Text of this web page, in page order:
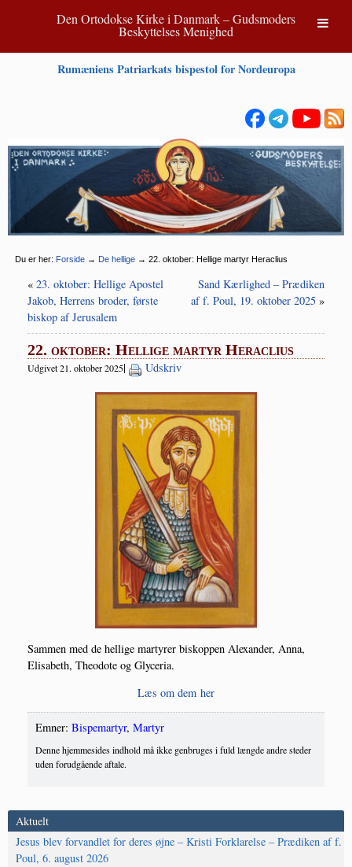
Den Ortodokse Kirke i Danmark – Gudsmoders
Beskyttelses Menighed
Rumæniens Patriarkats bispestol for Nordeuropa
Du er her: Forside → De hellige → 22. oktober: Hellige martyr Heraclius
« 23. oktober: Hellige Apostel
Jakob, Herrens broder, første
biskop af Jerusalem
Sand Kærlighed – Prædiken
af f. Poul, 19. oktober 2025 »
22. oktober: Hellige martyr Heraclius
Udgivet 21. oktober 2025| Udskriv
Sam­men med de hel­li­ge mar­ty­rer biskop­pen Ale­xan­der, Anna,
Elisa­beth, Theo­do­te og Glyceria.
Læs om dem her
Emner: Bispemartyr, Martyr
Denne hjemmesides indhold må ikke genbruges i fuld længde andre steder
uden forudgående aftale.
Aktuelt
Jesus blev forvandlet for deres øjne – Kristi Forklarelse – Prædiken af f.
Poul, 6. august 2026